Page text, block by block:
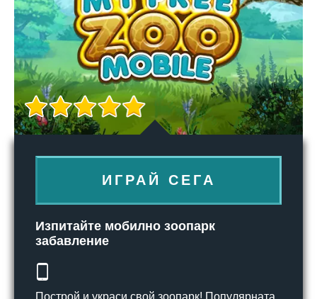
ИГРАЙ СЕГА
Изпитайте мобилно зоопарк
забавление
Построй и украси свой зоопарк! Популярната